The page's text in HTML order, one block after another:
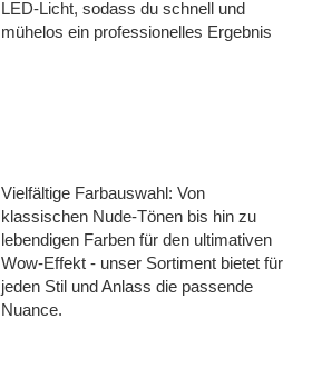
LED-Licht, sodass du schnell und
mühelos ein professionelles Ergebnis
Vielfältige Farbauswahl: Von
klassischen Nude-Tönen bis hin zu
lebendigen Farben für den ultimativen
Wow-Effekt - unser Sortiment bietet für
jeden Stil und Anlass die passende
Nuance.